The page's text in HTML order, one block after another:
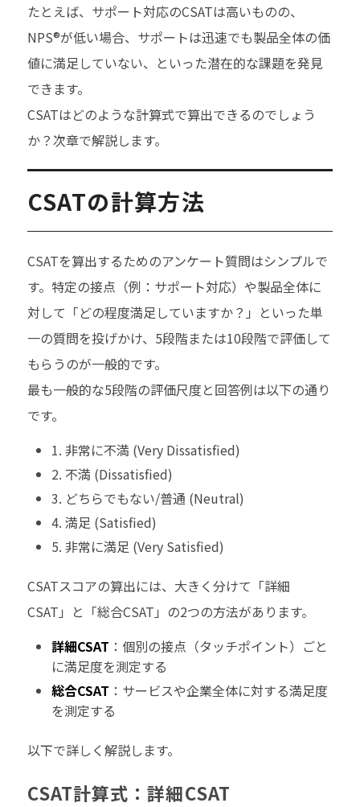
たとえば、サポート対応のCSATは高いものの、
NPS®が低い場合、サポートは迅速でも製品全体の価
値に満足していない、といった潜在的な課題を発見
できます。
CSATはどのような計算式で算出できるのでしょう
か？次章で解説します。
CSATの計算方法
CSATを算出するためのアンケート質問はシンプルで
す。特定の接点（例：サポート対応）や製品全体に
対して「どの程度満足していますか？」といった単
一の質問を投げかけ、5段階または10段階で評価して
もらうのが一般的です。
最も一般的な5段階の評価尺度と回答例は以下の通り
です。
1. 非常に不満 (Very Dissatisfied)
2. 不満 (Dissatisfied)
3. どちらでもない/普通 (Neutral)
4. 満足 (Satisfied)
5. 非常に満足 (Very Satisfied)
CSATスコアの算出には、大きく分けて「詳細
CSAT」と「総合CSAT」の2つの方法があります。
詳細CSAT ：個別の接点（タッチポイント）ごと
に満足度を測定する
総合CSAT ：サービスや企業全体に対する満足度
を測定する
以下で詳しく解説します。
CSAT計算式：詳細CSAT